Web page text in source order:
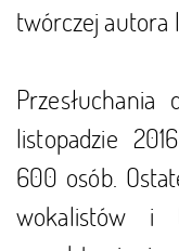
twórczej autora
listopadzie
600 osób.
wokalistów i